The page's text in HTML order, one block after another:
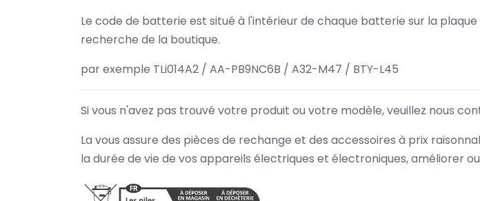
Le code de batterie est situé à l'intérieur de chaque batterie sur la
recherche de la boutique.
par exemple TLi014A2 / AA-PB9NC6B / A32-M47 / BTY-L45
Si vous n'avez pas trouvé votre produit ou votre modèle, veuillez nous
La vous assure des pièces de rechange et des accessoires à prix
la durée de vie de vos appareils électriques et électroniques, améliorer